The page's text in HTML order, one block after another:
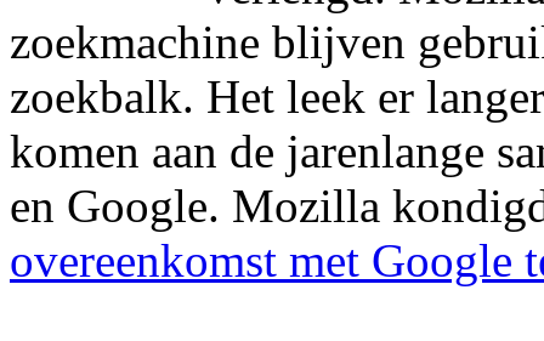
zoekmachine blijven
zoekbalk. Het leek er
komen aan de jarenlange
en Google. Mozilla
overeenkomst met Google